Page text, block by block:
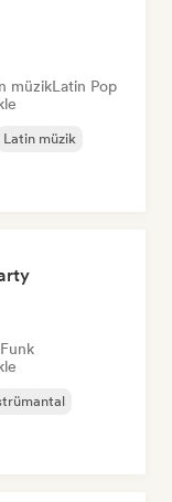
müzikLatin Pop
Latin müzik
Funk